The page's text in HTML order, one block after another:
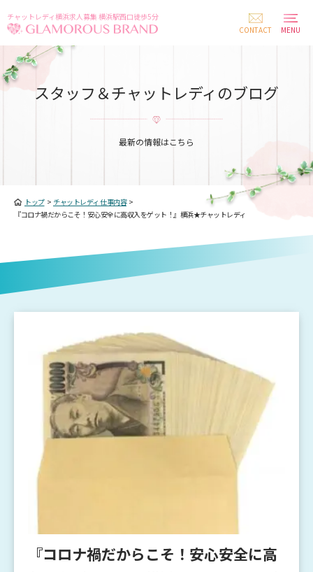
チャットレディ横浜求人募集 横浜駅西口徒歩5分
CONTACT
MENU
スタッフ＆チャットレディのブログ
最新の情報はこちら
トップ> チャットレディ 仕事内容>
『コロナ禍だからこそ！安心安全に高収入をゲット！』横浜★チャットレディ
『コロナ禍だからこそ！安心安全に高